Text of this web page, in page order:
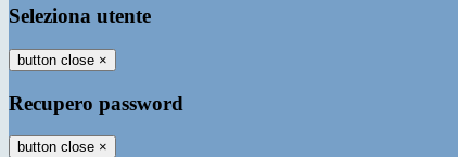
Seleziona utente
button close ×
Recupero password
button close ×